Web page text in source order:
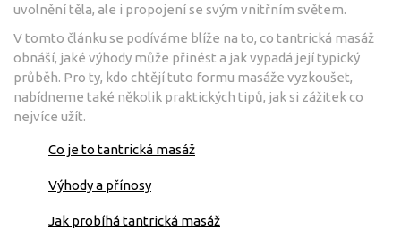
uvolnění těla, ale i propojení se svým vnitřním světem.
V tomto článku se podíváme blíže na to, co tantrická masáž
obnáší, jaké výhody může přinést a jak vypadá její typický
průběh. Pro ty, kdo chtějí tuto formu masáže vyzkoušet,
nabídneme také několik praktických tipů, jak si zážitek co
nejvíce užít.
Co je to tantrická masáž
Výhody a přínosy
Jak probíhá tantrická masáž